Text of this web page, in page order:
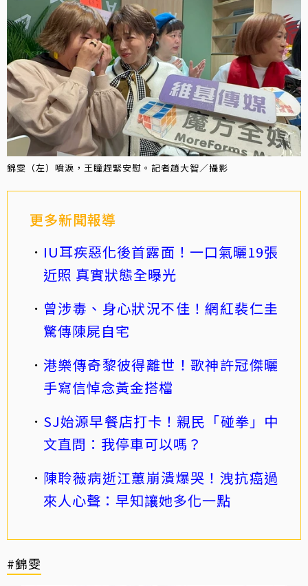
錦雯（左）噴淚，王瞳趕緊安慰。記者趙大智／攝影
更多新聞報導
IU耳疾惡化後首露面！一口氣曬19張
近照 真實狀態全曝光
曾涉毒、身心狀況不佳！網紅裴仁圭
驚傳陳屍自宅
港樂傳奇黎彼得離世！歌神許冠傑曬
手寫信悼念黃金搭檔
SJ始源早餐店打卡！親民「碰拳」中
文直問：我停車可以嗎？
陳聆薇病逝江蕙崩潰爆哭！洩抗癌過
來人心聲：早知讓她多化一點
#錦雯